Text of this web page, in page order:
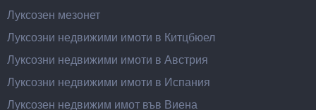
Луксозен мезонет
Луксозни недвижими имоти в Китцбюел
Луксозни недвижими имоти в Австрия
Луксозни недвижими имоти в Испания
Луксозен недвижим имот във Виена